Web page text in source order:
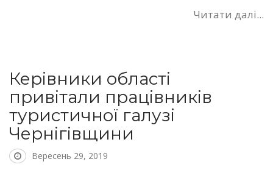
Читати далі...
Керівники області
привітали працівників
туристичної галузі
Чернігівщини
Вересень 29, 2019